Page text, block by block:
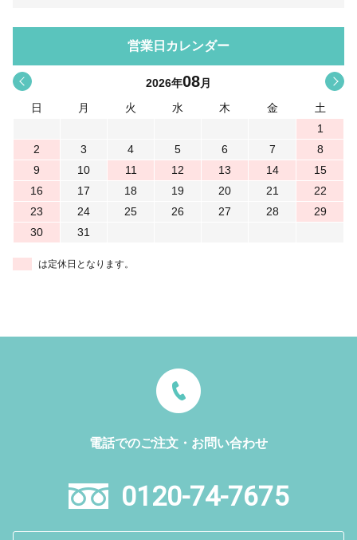
営業日カレンダー
< 2026年08月
日
月 火 水 木 金
土
1
2
3 4 5 6 7
8
9
10 11 12 13 14
15
16
17 18 19 20 21
22
23
24 25 26 27 28
29
30
31
は定休日となります。
電話でのご注文・お問い合わせ
0120-74-7675